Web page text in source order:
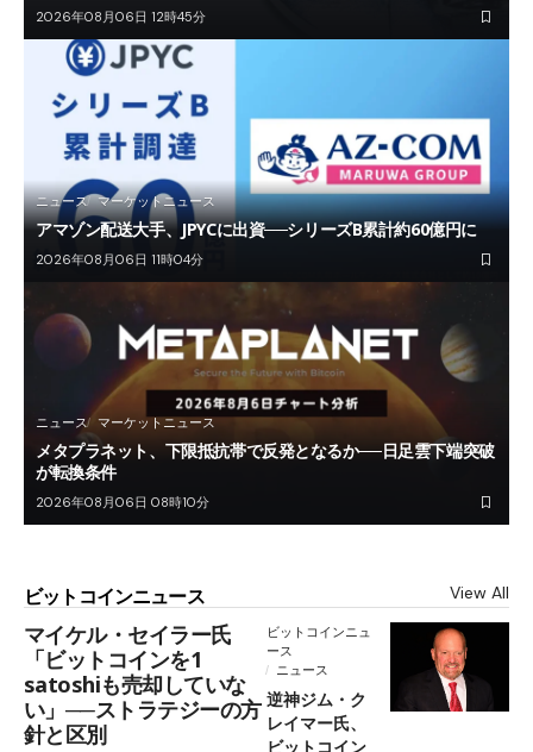
2026年08月06日 12時45分
ニュース マーケットニュース
アマゾン配送大手、JPYCに出資──シリーズB累計約60億円に
2026年08月06日 11時04分
ニュース マーケットニュース
メタプラネット、下限抵抗帯で反発となるか──日足雲下端突破
が転換条件
2026年08月06日 08時10分
ビットコインニュース View All
マイケル・セイラー氏
「ビットコインを1
satoshiも売却していな
い」──ストラテジーの方
針と区別
ビットコインニュ
ース
ニュース
逆神ジム・ク
レイマー氏、
ビットコイン